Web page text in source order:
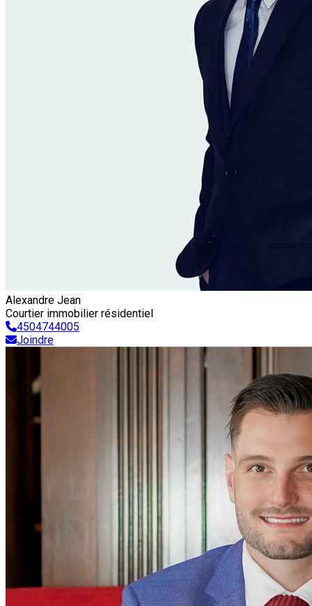
Alexandre Jean
Courtier immobilier résidentiel
4504744005
Joindre